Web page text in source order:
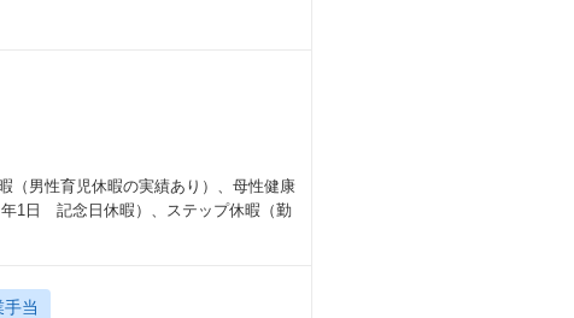
（男性育児休暇の実績あり）、母性健康
1日 記念日休暇）、ステップ休暇（勤
手当